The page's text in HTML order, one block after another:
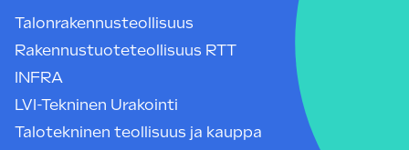
Talonrakennusteollisuus
Rakennustuoteteollisuus RTT
INFRA
LVI-Tekninen Urakointi
Talotekninen teollisuus ja kauppa